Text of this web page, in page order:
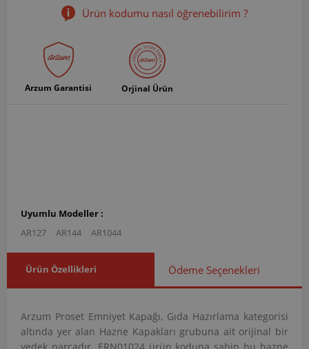
Ürün kodumu nasıl öğrenebilirim ?
Arzum Garantisi Orjinal Ürün
Uyumlu Modeller :
AR127
AR144 AR1044
Ürün Özellikleri Ödeme Seçenekleri
Arzum Proset Emniyet Kapağı, Gıda Hazırlama kategorisi
altında yer alan Hazne Kapakları grubuna ait orijinal bir